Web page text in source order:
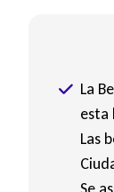
La
esta
Las